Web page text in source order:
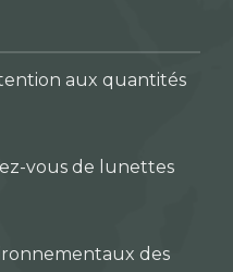
aux quantités
vous de lunettes
des